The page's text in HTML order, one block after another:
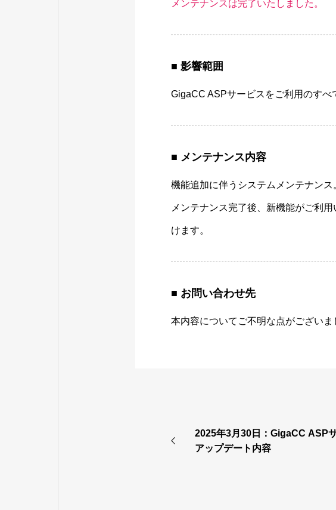
メンテナンスは完了いたしました。
■ 影響範囲
GigaCC ASPサービスをご利用のすべ
■ メンテナンス内容
機能追加に伴うシステムメンテナンス
メンテナンス完了後、新機能がご利
けます。
■ お問い合わせ先
本内容についてご不明な点がござい
2025年3月30日：GigaCC ASP
アップデート内容